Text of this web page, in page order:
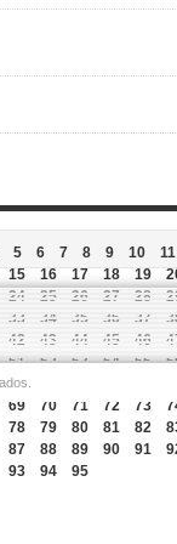
5 6 7 8 9 10
11
15 16 17 18 19
24 25 26 27 28
33 34 35 36 37
42 43 44 45 46
51 52 53 54 55
60
69 70 71 72 73
78 79 80 81 82
87 88 89 90 91
93
94 95